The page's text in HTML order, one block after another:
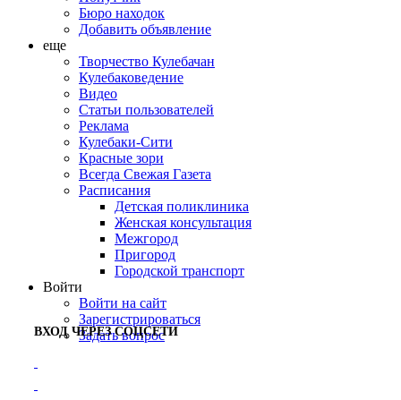
Бюро находок
Добавить объявление
еще
Творчество Кулебачан
Кулебаковедение
Видео
Статьи пользователей
Реклама
Кулебаки-Сити
Красные зори
Всегда Свежая Газета
Расписания
Детская поликлиника
Женская консультация
Межгород
Пригород
Городской транспорт
Войти
Войти на сайт
Зарегистрироваться
Задать вопрос
ВХОД ЧЕРЕЗ СОЦСЕТИ